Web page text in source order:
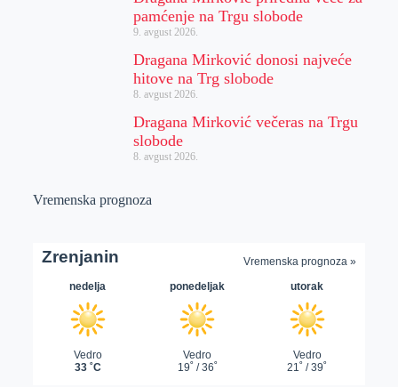
pamćenje na Trgu slobode
9. avgust 2026.
Dragana Mirković donosi najveće
hitove na Trg slobode
8. avgust 2026.
Dragana Mirković večeras na Trgu
slobode
8. avgust 2026.
Vremenska prognoza